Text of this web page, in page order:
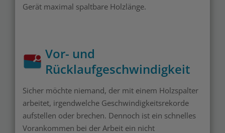
Gerät maximal spaltbare Holzlänge.
Vor- und
Rücklaufgeschwindigkeit
Sicher möchte niemand, der mit einem Holzspalter
arbeitet, irgendwelche Geschwindigkeitsrekorde
aufstellen oder brechen. Dennoch ist ein schnelles
Vorankommen bei der Arbeit ein nicht